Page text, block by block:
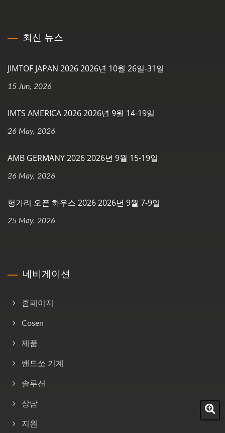
최신 뉴스
JIMTOF JAPAN 2026 2026년 10월 26일-31일
15 Jun, 2026
IMTS AMERICA 2026 2026년 9월 14-19일
26 May, 2026
AMB GERMANY 2026 2026년 9월 15-19일
26 May, 2026
헝가리 오픈 하우스 2026 2026년 9월 7-9일
25 May, 2026
네비게이션
홈페이지
Cosen
제품
밴드쏘 기계
솔루션
상담
지원